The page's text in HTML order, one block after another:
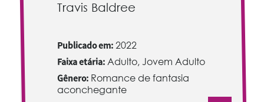
Travis Baldree
Publicado em:2022
Faixa etária:Adulto, Jovem Adulto
Gênero:Romance de fantasia
aconchegante